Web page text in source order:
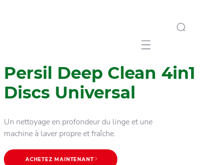
Mobile navigation
Persil Deep Clean 4in1
Discs Universal
Un nettoyage en profondeur du linge et une
machine à laver propre et fraîche.
ACHETEZ MAINTENANT